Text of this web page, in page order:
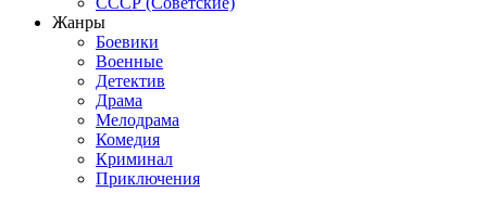
Жанры
Боевики
Военные
Детектив
Драма
Мелодрама
Комедия
Криминал
Приключения